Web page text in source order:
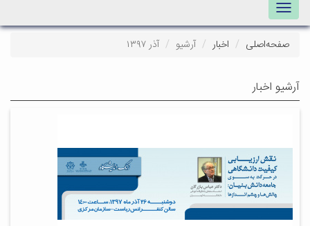
Toggle navigation
صفحه‌اصلی اخبار آرشیو آذر ۱۳۹۷
آرشیو اخبار